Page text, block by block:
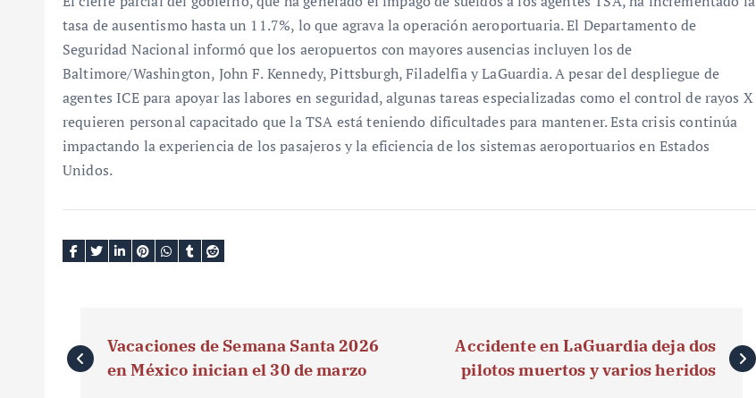
tasa de ausentismo hasta un 11.7%, lo que agrava la operación aeroportuaria. El Departamento de
Seguridad Nacional informó que los aeropuertos con mayores ausencias incluyen los de
Baltimore/Washington, John F. Kennedy, Pittsburgh, Filadelfia y LaGuardia. A pesar del despliegue de
agentes ICE para apoyar las labores en seguridad, algunas tareas especializadas como el control de rayos X
requieren personal capacitado que la TSA está teniendo dificultades para mantener. Esta crisis continúa
impactando la experiencia de los pasajeros y la eficiencia de los sistemas aeroportuarios en Estados
Unidos.
a
Vacaciones de Semana Santa 2026
en México inician el 30 de marzo
Accidente en LaGuardia deja dos
pilotos muertos y varios heridos